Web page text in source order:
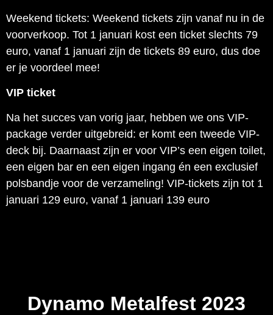
Weekend tickets: Weekend tickets zijn vanaf nu in de
voorverkoop. Tot 1 januari kost een ticket slechts 79
euro, vanaf 1 januari zijn de tickets 89 euro, dus doe
er je voordeel mee!
VIP ticket
Na het succes van vorig jaar, hebben we ons VIP-
package verder uitgebreid: er komt een tweede VIP-
deck bij. Daarnaast zijn er voor VIP’s een eigen toilet,
een eigen bar en een eigen ingang én een exclusief
polsbandje voor de verzameling! VIP-tickets zijn tot 1
januari 129 euro, vanaf 1 januari 139 euro
Dynamo Metalfest 2023